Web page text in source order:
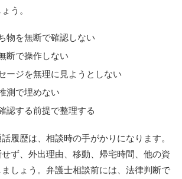
う。
物を無断で確認しない
断で操作しない
ージを無理に見ようとしない
測で埋めない
認する前提で整理する
履歴は、相談時の手がかりになります。
ず、外出理由、移動、帰宅時間、他の資
しょう。弁護士相談前には、法律判断で